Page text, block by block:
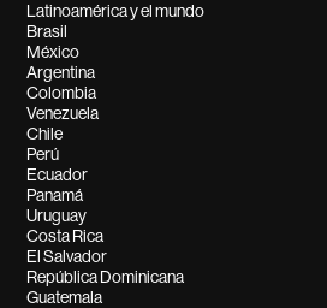
Latinoamérica y el mundo
Brasil
México
Argentina
Colombia
Venezuela
Chile
Perú
Ecuador
Panamá
Uruguay
Costa Rica
El Salvador
República Dominicana
Guatemala